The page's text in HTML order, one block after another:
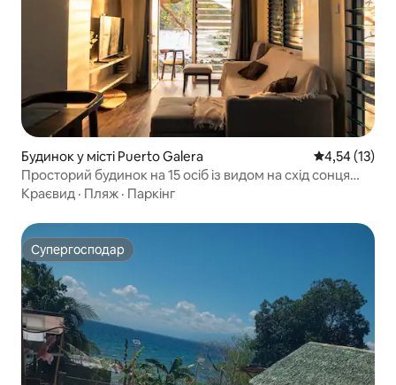
Будинок у місті Puerto Galera Середня
4,54 (13)
Просторий будинок на 15 осіб із видом на схід сонця
над морем
Краєвид · Пляж · Паркінг
Супергосподар
Супергосподар